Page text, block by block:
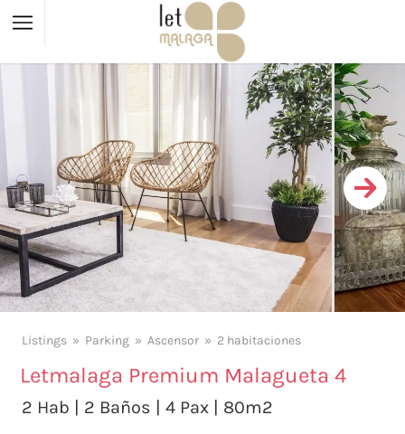
Listings Parking Ascensor 2 habitaciones
Letmalaga Premium Malagueta 4
2 Hab | 2 Baños | 4 Pax | 80m2
X